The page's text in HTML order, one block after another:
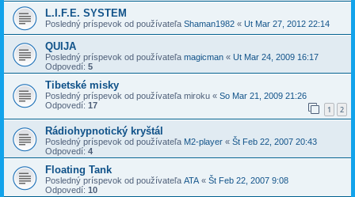
L.I.F.E. SYSTEM
Posledný príspevok od používateľa Shaman1982 « Ut Mar 27, 2012 22:14
QUIJA
Posledný príspevok od používateľa magicman « Ut Mar 24, 2009 16:17
Odpovedí: 5
Tibetské misky
Posledný príspevok od používateľa miroku « So Mar 21, 2009 21:26
Odpovedí: 17 1 2
Rádiohypnotický kryštál
Posledný príspevok od používateľa M2-player « Št Feb 22, 2007 20:43
Odpovedí: 4
Floating Tank
Posledný príspevok od používateľa ATA« Št Feb 22, 2007 9:08
Odpovedí: 10